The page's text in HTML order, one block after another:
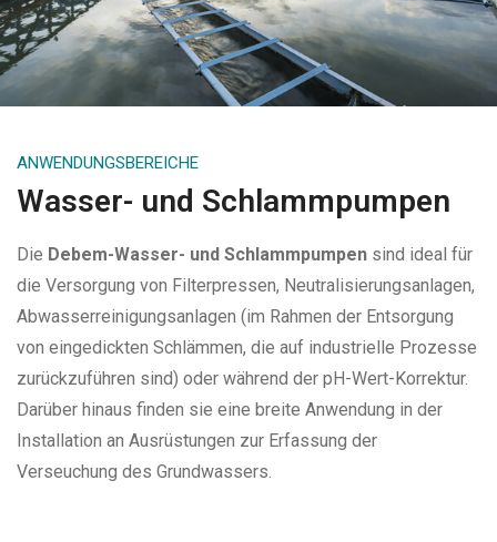
ANWENDUNGSBEREICHE
Wasser- und Schlammpumpen
Die Debem-Wasser- und Schlammpumpen sind ideal für
die Versorgung von Filterpressen, Neutralisierungsanlagen,
Abwasserreinigungsanlagen (im Rahmen der Entsorgung
von eingedickten Schlämmen, die auf industrielle Prozesse
zurückzuführen sind) oder während der pH-Wert-Korrektur.
Darüber hinaus finden sie eine breite Anwendung in der
Installation an Ausrüstungen zur Erfassung der
Verseuchung des Grundwassers.